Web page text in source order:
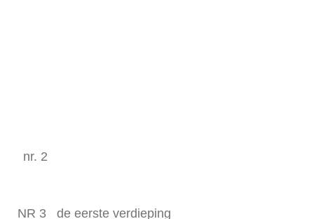
nr. 2
NR 3 de eerste verdieping